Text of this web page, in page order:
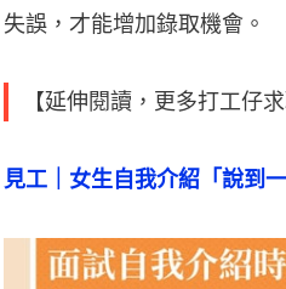
失誤，才能增加錄取機會。
【延伸閱讀，更多打工仔求
見工｜女生自我介紹「說到